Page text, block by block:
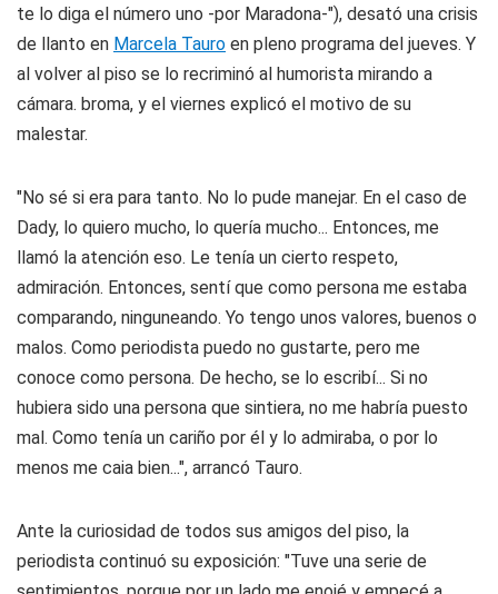
te lo diga el número uno -por Maradona-"), desató una crisis
de llanto en Marcela Tauro en pleno programa del jueves. Y
al volver al piso se lo recriminó al humorista mirando a
cámara. broma, y el viernes explicó el motivo de su
malestar.
"No sé si era para tanto. No lo pude manejar. En el caso de
Dady, lo quiero mucho, lo quería mucho... Entonces, me
llamó la atención eso. Le tenía un cierto respeto,
admiración. Entonces, sentí que como persona me estaba
comparando, ninguneando. Yo tengo unos valores, buenos o
malos. Como periodista puedo no gustarte, pero me
conoce como persona. De hecho, se lo escribí... Si no
hubiera sido una persona que sintiera, no me habría puesto
mal. Como tenía un cariño por él y lo admiraba, o por lo
menos me caia bien...", arrancó Tauro.
Ante la curiosidad de todos sus amigos del piso, la
periodista continuó su exposición: "Tuve una serie de